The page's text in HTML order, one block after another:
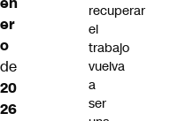
er
o
de
20
26
recuperar
el
trabajo
vuelva
a
ser